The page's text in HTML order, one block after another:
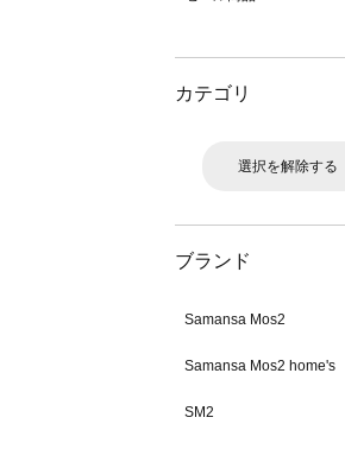
カテゴリ
選択を解除する
ブランド
Samansa Mos2
Samansa Mos2 home's
SM2